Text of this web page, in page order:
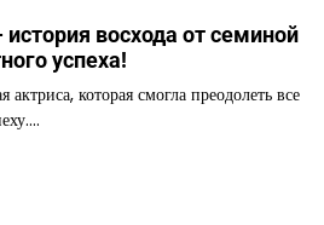
восхода от семиной
успеха!
которая смогла преодолеть все